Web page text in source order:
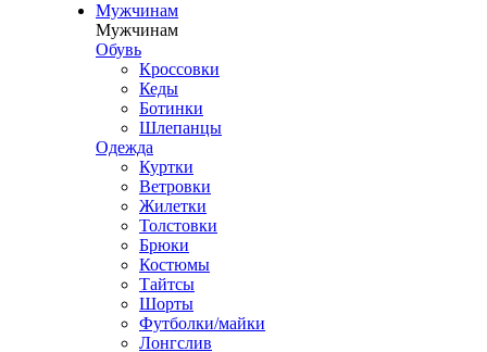
Мужчинам
Мужчинам
Обувь
Кроссовки
Кеды
Ботинки
Шлепанцы
Одежда
Куртки
Ветровки
Жилетки
Толстовки
Брюки
Костюмы
Тайтсы
Шорты
Футболки/майки
Лонгслив